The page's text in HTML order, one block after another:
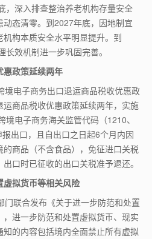
，深入排查整治养老机构存量安全
态清零。到2027年底，因地制宜
构本质安全水平明显提升。到
效机制进一步巩固完善。
惠政策延续两年
境电子商务出口退运商品税收优惠政
商品税收优惠政策延续两年，实施
电子商务海关监管代码（1210、
出口，且自出口之日起6个月内因
商品（不含食品），免征进口关税
口时已征收的出口关税准予退还。
虚拟货币等相关风险
联合发布《关于进一步防范和处置
进一步防范和处置虚拟货币、现实
的内容包括境内全面禁止所有虚拟